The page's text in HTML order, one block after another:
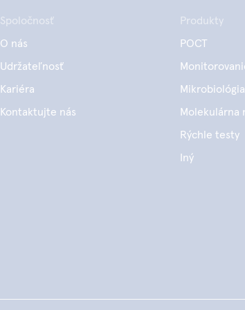
Spoločnosť
O nás
Udržateľnosť
Kariéra
Kontaktujte nás
Produkty
POCT
Mikrobiológia
Molekulárna
Rýchle testy
Iný